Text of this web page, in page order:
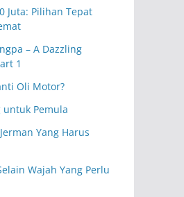
Juta: Pilihan Tepat
– A Dazzling
1
Oli Motor?
Pemula
Yang Harus
Wajah Yang Perlu